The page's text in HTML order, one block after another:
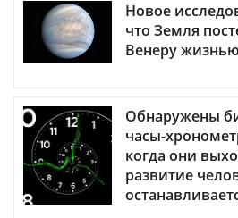
Новое
что Земля
Венеру жизнью
Обнаружены
часы-
когда они
развитие